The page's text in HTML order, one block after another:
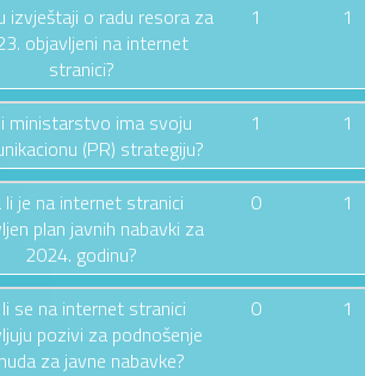
izvještaji o radu resora za
objavljeni na internet
stranici?
1 1
ministarstvo ima svoju
(PR) strategiju?
1 1
li je na internet stranici
plan javnih nabavki za
2024. godinu?
0 1
se na internet stranici
pozivi za podnošenje
za javne nabavke?
0 1